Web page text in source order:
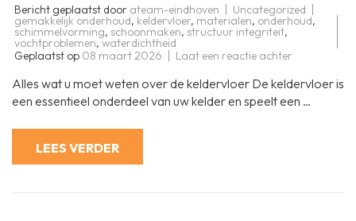
Bericht geplaatst door ateam-eindhoven Uncategorized
gemakkelijk onderhoud, keldervloer, materialen, onderhoud,
schimmelvorming, schoonmaken, structuur integriteit,
vochtproblemen,waterdichtheid
Geplaatst op 08 maart 2026 Laat een reactie achter
over
de
keldervloer:
materialen,
Alles wat u moet weten over de keldervloer De keldervloer is
een essentieel onderdeel van uw kelder en speelt een …
LEES VERDER